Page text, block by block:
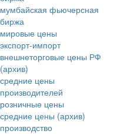
мумбайская фьючерсная
биржа
мировые цены
экспорт-импорт
внешнеторговые цены РФ
(архив)
средние цены
производителей
розничные цены
средние цены (архив)
производство